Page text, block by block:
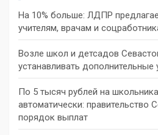
На 10% больше: ЛДПР
учителям, врачам и
Возле школ и детсадов
устанавливать дополнительные
По 5 тысяч рублей на
автоматически: правительство
порядок выплат